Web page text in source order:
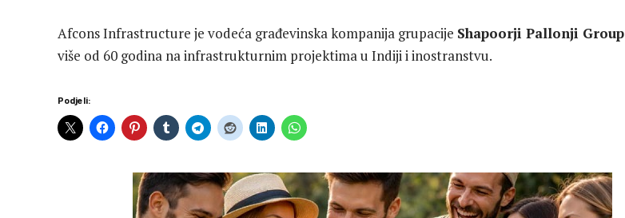
Afcons Infrastructure je vodeća građevinska kompanija grupacije Shapoorji Pallonji Group
više od 60 godina na infrastrukturnim projektima u Indiji i inostranstvu.
Podjeli: